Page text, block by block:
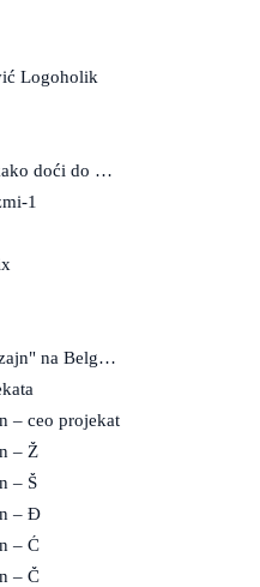
Logoholik
Dizajn Logoa i Znaka – kako doći do najboljeg rešenja
1
"Mesec Dana za Logo Dizajn" na Belgrade Behance Reviews 2013
– ceo projekat
– Ž
– Š
– Đ
– Ć
– Č